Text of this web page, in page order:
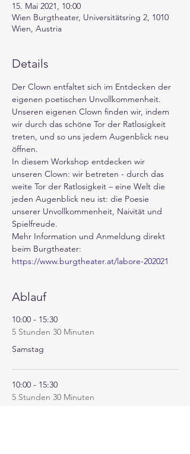
15. Mai 2021, 10:00
Wien Burgtheater, Universitätsring 2, 1010
Wien, Austria
Details
Der Clown entfaltet sich im Entdecken der
eigenen poetischen Unvollkommenheit.
Unseren eigenen Clown finden wir, indem
wir durch das schöne Tor der Ratlosigkeit
treten, und so uns jedem Augenblick neu
öffnen.
In diesem Workshop entdecken wir
unseren Clown: wir betreten - durch das
weite Tor der Ratlosigkeit – eine Welt die
jeden Augenblick neu ist: die Poesie
unserer Unvollkommenheit, Naivität und
Spielfreude.
Mehr Information und Anmeldung direkt
beim Burgtheater:
https://www.burgtheater.at/labore-202021
Ablauf
10:00 - 15:30
5 Stunden 30 Minuten
Samstag
10:00 - 15:30
5 Stunden 30 Minuten